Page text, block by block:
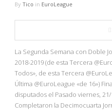
OTROS
NBA
MULTIMEDIA
By Tico in EuroLeague
La Segunda Semana con Doble
2018-2019 (de esta Tercera
Todos», de esta Tercera
Última @EuroLeague «de 16»)
disputados el Pasado viernes,
Completaron la Decimocuarta